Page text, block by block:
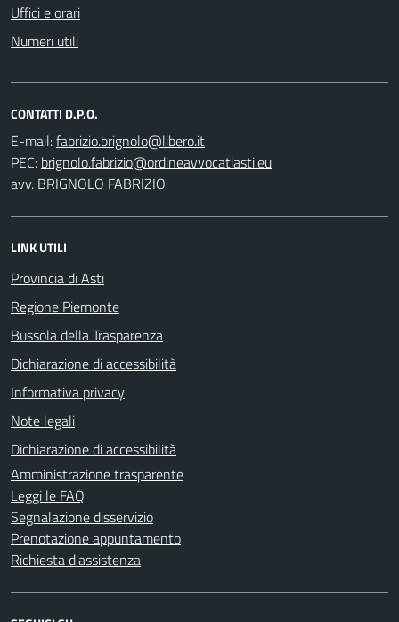
Uffici e orari
Numeri utili
CONTATTI D.P.O.
E-mail:
PEC:
avv. BRIGNOLO FABRIZIO
LINK UTILI
Provincia di Asti
Regione Piemonte
Bussola della Trasparenza
Dichiarazione di accessibilità
Informativa privacy
Note legali
Dichiarazione di accessibilità
Amministrazione trasparente
Leggi le FAQ
Segnalazione disservizio
Prenotazione appuntamento
Richiesta d'assistenza